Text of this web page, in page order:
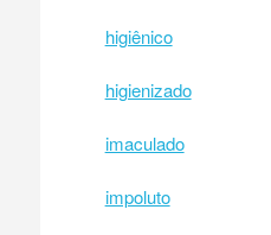
higiênico
higienizado
imaculado
impoluto